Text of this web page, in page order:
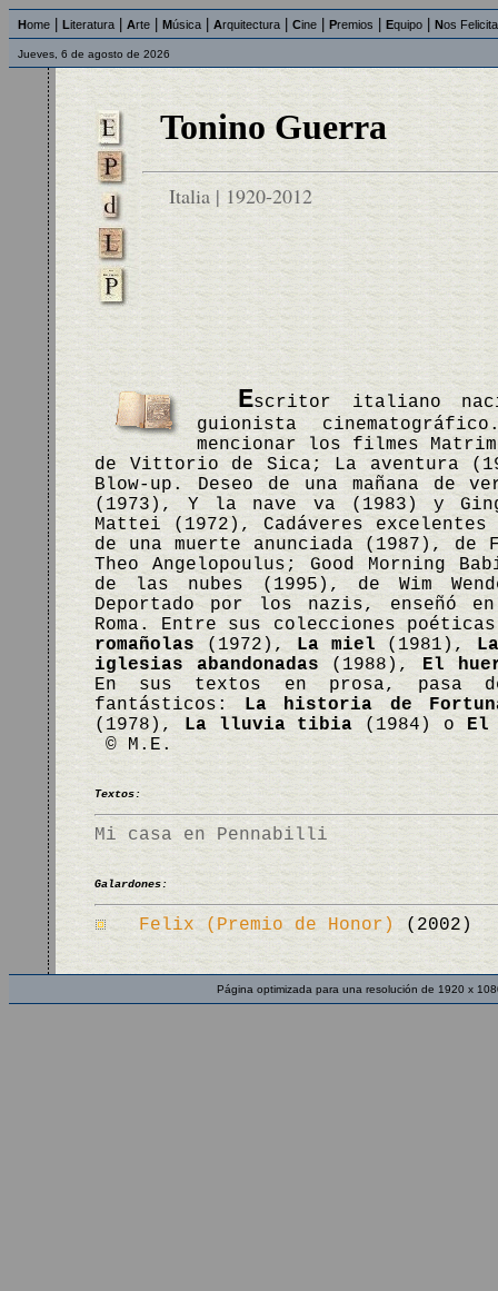
Home Literatura Arte Música Arquitectura Cine Premios Equipo Nos
Jueves, 6 de agosto de 2026
Tonino Guerra
Italia | 1920-2012
Escritor italiano
guionista
mencionar los filmes
de Vittorio de Sica; La aventura
Blow-up. Deseo de una mañana de
(1973), Y la nave va (1983) y
Mattei (1972), Cadáveres
de una muerte anunciada (1987),
Theo Angelopoulus; Good Morning
de las nubes (1995), de Wim
Deportado por los nazis, enseñó
Roma. Entre sus colecciones
romañolas(1972), La miel (1981),
iglesias abandonadas (1988), El
En sus textos en prosa, pasa
fantásticos: La historia de
(1978), La lluvia tibia (1984) o El
© M.E.
Textos:
Mi casa en Pennabilli
Galardones:
Felix (Premio de Honor) (2002)
Página optimizada para una resolución de 1920 x